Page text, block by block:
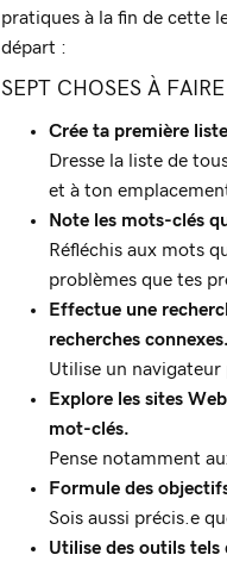
pratiques à la fin de cette
départ :
SEPT CHOSES À FAIRE
Crée ta première
Dresse la liste de
et à ton
Note les mots-clés
Réfléchis aux mots
problèmes que tes
Effectue une
recherches connexes.
Utilise un navigateur
Explore les sites
mot-clés.
Pense notamment
Formule des
Sois aussi précis.e
Utilise des outils tels